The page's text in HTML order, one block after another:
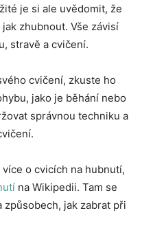
je si ale uvědomit, že
zhubnout. Vše závisí
stravě a cvičení.
cvičení, zkuste ho
jako je běhání nebo
správnou techniku a
o cvicích na hubnutí,
na Wikipedii. Tam se
jak zabrat při